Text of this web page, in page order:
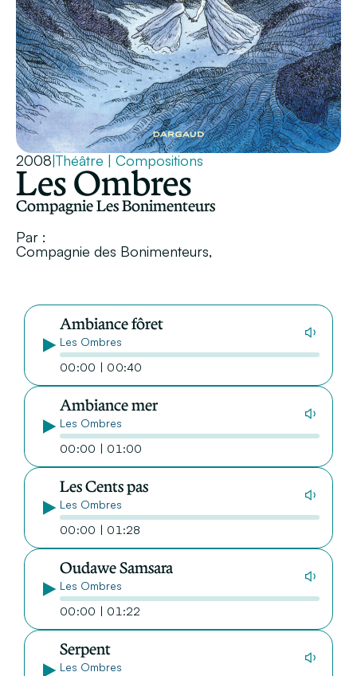
2008|Théâtre | Compositions
Les Ombres
Compagnie Les Bonimenteurs
Par :
Compagnie des Bonimenteurs,
Ambiance fôret
Les Ombres
00:00 | 00:40
Ambiance mer
Les Ombres
00:00 | 01:00
Les Cents pas
Les Ombres
00:00 | 01:28
Oudawe Samsara
Les Ombres
00:00 | 01:22
Serpent
Les Ombres